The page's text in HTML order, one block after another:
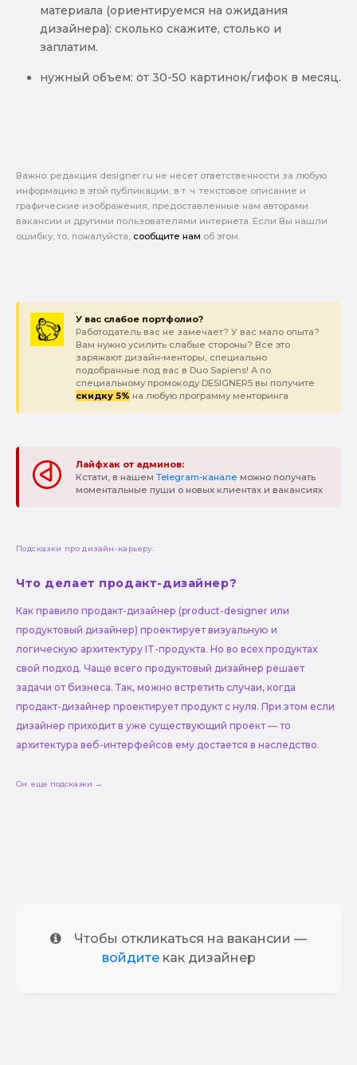
материала (ориентируемся на ожидания
дизайнера): сколько скажите, столько и
заплатим.
нужный объем: от 30-50 картинок/гифок в месяц.
Важно: pедакция designer.ru не несет ответственности за любую
информацию в этой публикации, в т. ч. текстовое описание и
графические изображения, предоставленные нам авторами
вакансии и другими пользователями интернета. Если Вы нашли
ошибку, то, пожалуйста, сообщите нам об этом.
У вас слабое портфолио?
Работодатель вас не замечает? У вас мало опыта?
Вам нужно усилить слабые стороны? Все это
заряжают дизайн-менторы, специально
подобранные под вас в Duo Sapiens! А по
специальному промокоду DESIGNER5 вы получите
скидку 5% на любую программу менторинга
Лайфхак от админов:
Кстати, в нашем Telegram-канале можно получать
моментальные пуши о новых клиентах и вакансиях
Подсказки про дизайн-карьеру:
Что делает продакт-дизайнер?
Как правило продакт-дизайнер (product-designer или
продуктовый дизайнер) проектирует визуальную и
логическую архитектуру IT-продукта. Но во всех продуктах
свой подход. Чаще всего продуктовый дизайнер решает
задачи от бизнеса. Так, можно встретить случаи, когда
продакт-дизайнер проектирует продукт с нуля. При этом если
дизайнер приходит в уже существующий проект — то
архитектура веб-интерфейсов ему достается в наследство.
См. еще подсказки →
Чтобы откликаться на вакансии —
войдитекак дизайнер